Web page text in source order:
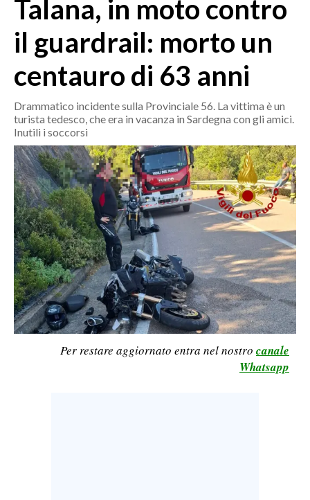
MEDIO CAMPIDANO
ORISTANO E PROVINCIA
SASSARI E PROVINCIA
NUORO E PROVINCIA
OGLIASTRA
AGENDA
CRONACA
ITALIA
MONDO
POLITICA
ECONOMIA
SERVIZI ALLE IMPRESE
LAVORO
Talana, in moto contro
il guardrail: morto un
centauro di 63 anni
Drammatico incidente sulla Provinciale 56. La vittima è un
turista tedesco, che era in vacanza in Sardegna con gli amici.
Inutili i soccorsi
Per restare aggiornato entra nel nostro canale
Whatsapp